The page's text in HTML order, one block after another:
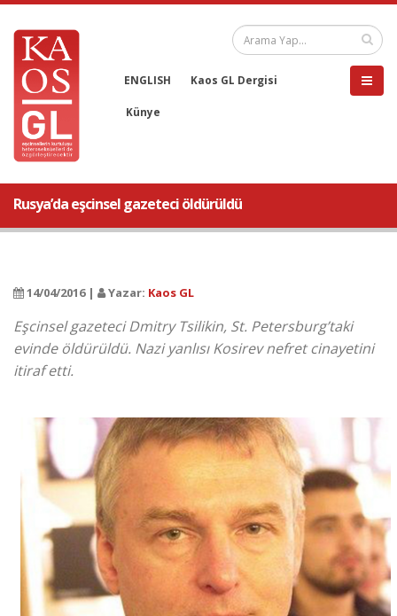
ENGLISH Kaos GL Dergisi
Künye
Rusya’da eşcinsel gazeteci öldürüldü
14/04/2016 | Yazar: Kaos GL
Eşcinsel gazeteci Dmitry Tsilikin, St. Petersburg’taki
evinde öldürüldü. Nazi yanlısı Kosirev nefret cinayetini
itiraf etti.